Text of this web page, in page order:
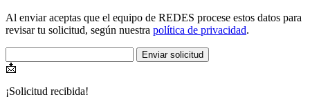
Al enviar aceptas que el equipo de REDES procese estos datos para
revisar tu solicitud, según nuestra política de privacidad.
Enviar solicitud
📩
¡Solicitud recibida!